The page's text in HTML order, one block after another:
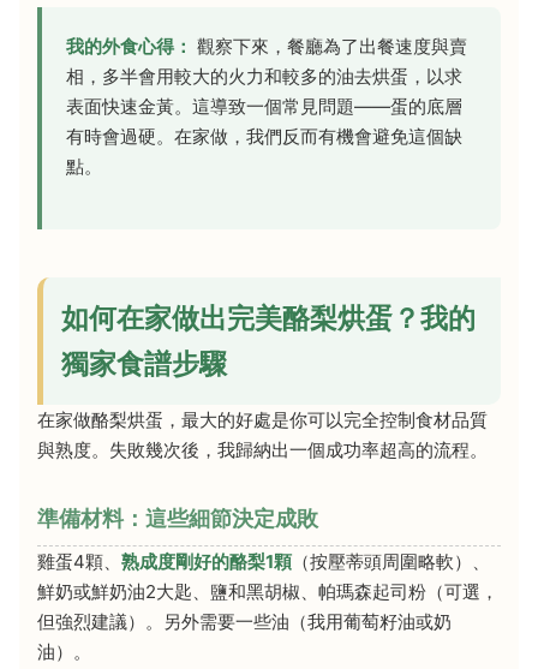
我的外食心得： 觀察下來，餐廳為了出餐速度與賣
相，多半會用較大的火力和較多的油去烘蛋，以求
表面快速金黃。這導致一個常見問題——蛋的底層
有時會過硬。在家做，我們反而有機會避免這個缺
點。
如何在家做出完美酪梨烘蛋？我的
獨家食譜步驟
在家做酪梨烘蛋，最大的好處是你可以完全控制食材品質
與熟度。失敗幾次後，我歸納出一個成功率超高的流程。
準備材料：這些細節決定成敗
雞蛋4顆、 熟成度剛好的酪梨1顆 （按壓蒂頭周圍略軟）、
鮮奶或鮮奶油2大匙、鹽和黑胡椒、帕瑪森起司粉（可選，
但強烈建議）。另外需要一些油（我用葡萄籽油或奶
油）。